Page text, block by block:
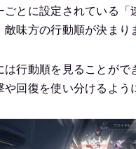
ごとに設定されている「
敵味方の行動順が決まり
は行動順を見ることがで
や回復を使い分けるよう